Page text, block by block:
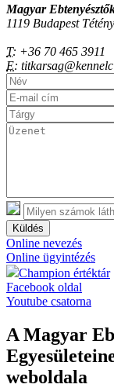
Magyar
1119 Budapest
T: +36 70 465 3911
E:
Küldés
Online nevezés
Online ügyintézés
Champion értéktár
Facebook oldal
Youtube csatorna
A Magyar
weboldala